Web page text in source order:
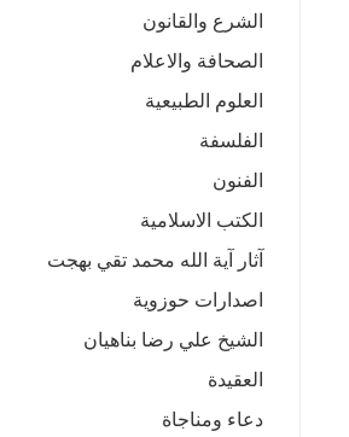
الشرع والقانون
الصحافة والاعلام
العلوم الطبيعية
الفلسفة
الفنون
الكتب الاسلامية
آثار آية الله محمد تقي بهجت
اصدارات حوزوية
الشيخ علي رضا بناهيان
العقيدة
دعاء ومناجاة